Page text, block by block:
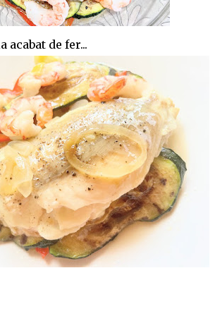
acabat de fer...